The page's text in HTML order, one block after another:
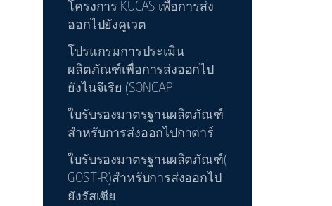
โครงการ KUCAS เพื่อการส่ง
ออกไปยังคูเวต
โปรแกรมการประเมิน
ผลิตภัณฑ์เพื่อการส่งออกไป
ยังไนจีเรีย (SONCAP
ใบรับรองมาตรฐานผลิตภัณฑ์
สำหรับการส่งออกไปกาตาร์
ใบรับรองมาตรฐานผลิตภัณฑ์(
GOST-R)สำหรับการส่งออกไป
ยังรัสเซีย